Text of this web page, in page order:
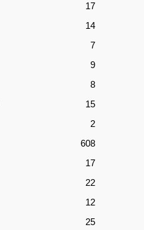
17
14
7
9
8
15
2
608
17
22
12
25